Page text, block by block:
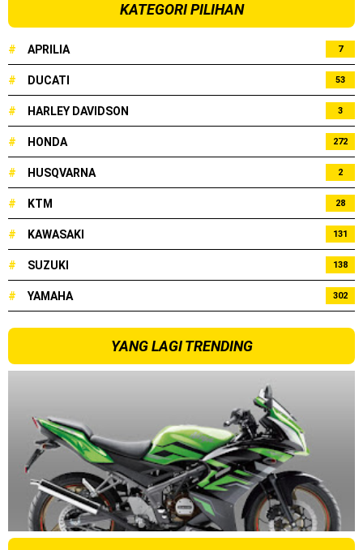
KATEGORI PILIHAN
# APRILIA 7
# DUCATI 53
# HARLEY DAVIDSON 3
# HONDA 272
# HUSQVARNA 2
# KTM 28
# KAWASAKI 131
# SUZUKI 138
# YAMAHA 302
YANG LAGI TRENDING